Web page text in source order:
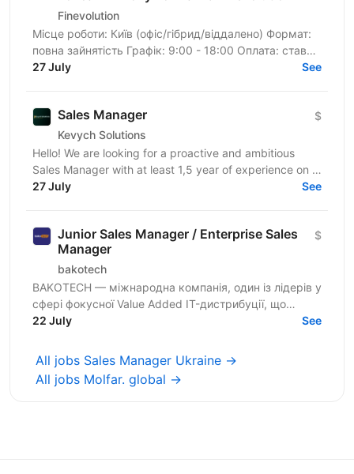
Finevolution
Місце роботи: Київ (офіс/гібрид/віддалено) Формат:
повна зайнятість Графік: 9:00 - 18:00 Оплата: ставка
27 July See
Sales Manager
Kevych Solutions
$
Hello! We are looking for a proactive and ambitious
Sales Manager with at least 1,5 year of experience on a
related position to join our growing team. If...
27 July See
Junior Sales Manager / Enterprise Sales
Manager
bakotech
$
BAKOTECH — міжнародна компанія, один із лідерів у
сфері фокусної Value Added IT-дистрибуції, що
представляє професійну «до» та «після»
22 July See
All jobs Sales Manager Ukraine →
All jobs Molfar. global →